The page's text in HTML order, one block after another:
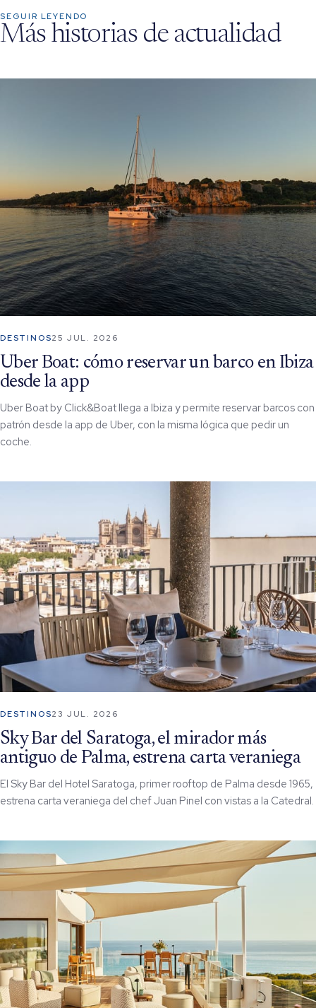
SEGUIR LEYENDO
Más historias de actualidad
DESTINOS25 JUL. 2026
Uber Boat: cómo reservar un barco en Ibiza
desde la app
Uber Boat by Click&Boat llega a Ibiza y permite reservar barcos con
patrón desde la app de Uber, con la misma lógica que pedir un
coche.
DESTINOS23 JUL. 2026
Sky Bar del Saratoga, el mirador más
antiguo de Palma, estrena carta veraniega
El Sky Bar del Hotel Saratoga, primer rooftop de Palma desde 1965,
estrena carta veraniega del chef Juan Pinel con vistas a la Catedral.